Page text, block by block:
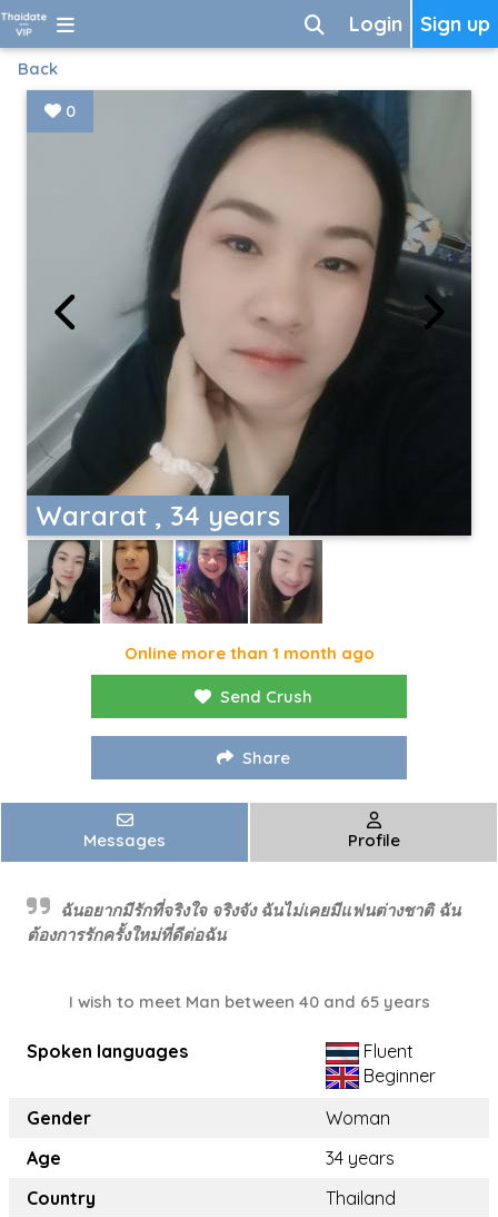
Sign up
Login
Back
Wararat , 34 years
0
Online more than 1 month ago
Send Crush
Share
Messages Profile
ฉันอยากมีรักที่จริงใจ จริงจัง ฉันไม่เคยมีแฟนต่างชาติ ฉัน
ต้องการรักครั้งใหม่ที่ดีต่อฉัน
I wish to meet Man between 40 and 65 years
Spoken languages
Fluent
Beginner
Gender
Woman
Age
34 years
Country
Thailand